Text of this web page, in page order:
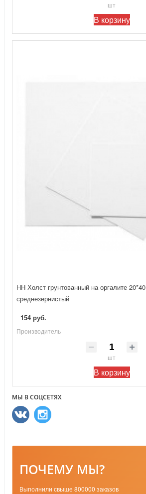
шт
В корзину
НН Холст грунтованный на оргалите
среднезернистый
154 руб.
Производитель
шт
В корзину
МЫ В СОЦСЕТЯХ
ПОЧЕМУ МЫ?
Выполнили свыше 800000 заказов